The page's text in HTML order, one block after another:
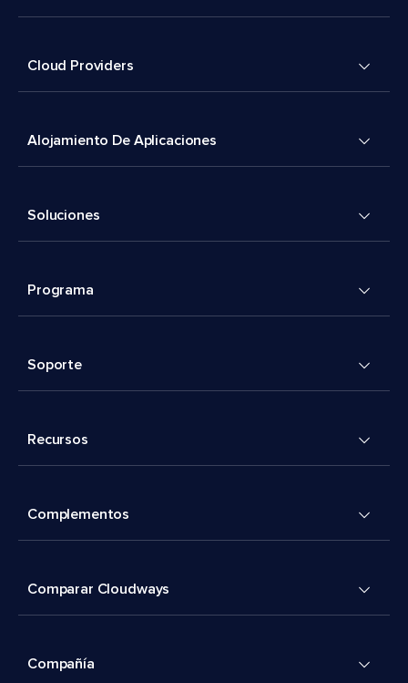
Cloud Providers
Alojamiento De Aplicaciones
Soluciones
Programa
Soporte
Recursos
Complementos
Comparar Cloudways
Compañía